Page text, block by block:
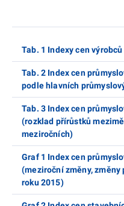
Tab. 1 Indexy cen výrobců
Tab. 2 Index cen
podle hlavních
Tab. 3 Index cen
(rozklad přírůstků
meziročních)
Graf 1 Index cen
(meziroční změny,
roku 2015)